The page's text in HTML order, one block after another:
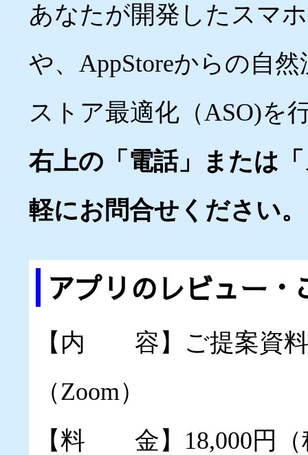
あなたが開発したスマ
や、AppStoreからの自
ストア最適化（ASO)を
右上の「電話」または
軽にお問合せください。
アプリのレビュー・
【内 容】ご提案資料
（Zoom）
【料 金】18,000円（